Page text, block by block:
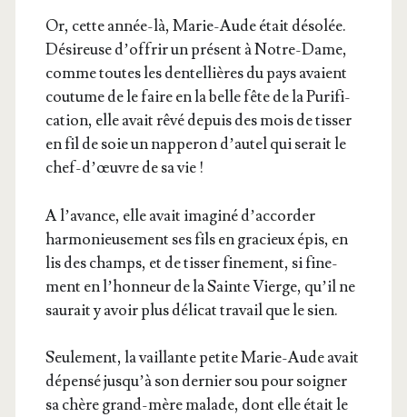
Or, cette année-là, Marie-Aude était déso­lée.
Dési­reuse d’of­frir un pré­sent à Notre-Dame,
comme toutes les dentel­lières du pays avaient
cou­tume de le faire en la belle fête de la Puri­fi­
ca­tion, elle avait rêvé depuis des mois de tis­ser
en fil de soie un nap­pe­ron d’au­tel qui serait le
chef-d’œuvre de sa vie !
A l’a­vance, elle avait ima­gi­né d’ac­cor­der
harmonieu­sement ses fils en gra­cieux épis, en
lis des champs, et de tis­ser fine­ment, si fine­
ment en l’hon­neur de la Sainte Vierge, qu’il ne
sau­rait y avoir plus déli­cat tra­vail que le sien.
Seule­ment, la vaillante petite Marie-Aude avait
dépen­sé jus­qu’à son der­nier sou pour soi­gner
sa chère grand-mère malade, dont elle était le